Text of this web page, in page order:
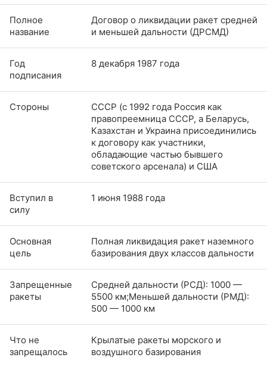
Полное
название
Договор о ликвидации ракет средней
и меньшей дальности (ДРСМД)
Год
подписания
8 декабря 1987 года
Стороны
СССР (с 1992 года Россия как
правопреемница СССР, а Беларусь,
Казахстан и Украина присоединились
к договору как участники,
обладающие частью бывшего
советского арсенала) и США
Вступил в
силу
1 июня 1988 года
Основная
цель
Полная ликвидация ракет наземного
базирования двух классов дальности
Запрещенные
ракеты
Средней дальности (РСД): 1000 —
5500 км;Меньшей дальности (РМД):
500 — 1000 км
Что не
запрещалось
Крылатые ракеты морского и
воздушного базирования